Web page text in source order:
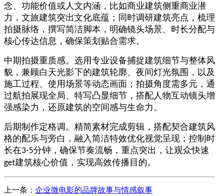
念、功能价值或人文内涵，比如商业建筑侧重商业潜
力，文旅建筑突出文化底蕴；同时调研建筑亮点，梳理
拍摄脉络，撰写简洁脚本，明确镜头场景、时长分配与
核心传达信息，确保策划贴合需求。
中期拍摄重质感。选用专业设备捕捉建筑细节与整体风
貌，兼顾白天光影下的建筑轮廓、夜间灯光氛围，以及
施工过程、使用场景等动态画面；拍摄角度需多元，通
过航拍展现全局、特写凸显细节，搭配人物互动镜头增
强感染力，还原建筑的空间感与生命力。
后期制作定格调。精简素材完成剪辑，搭配契合建筑风
格的配乐与旁白，融入简洁特效优化视觉呈现；控制时
长在3-5分钟，确保节奏流畅，重点突出，让观众快速
get建筑核心价值，实现高效传播目的。
上一条： 企业微电影的品牌故事与情感叙事